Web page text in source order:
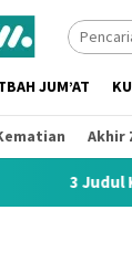
JUM’AT
Akhir
Jumat